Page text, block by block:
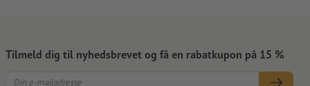
Tilmeld dig til nyhedsbrevet og få en rabatkupon på 15 %